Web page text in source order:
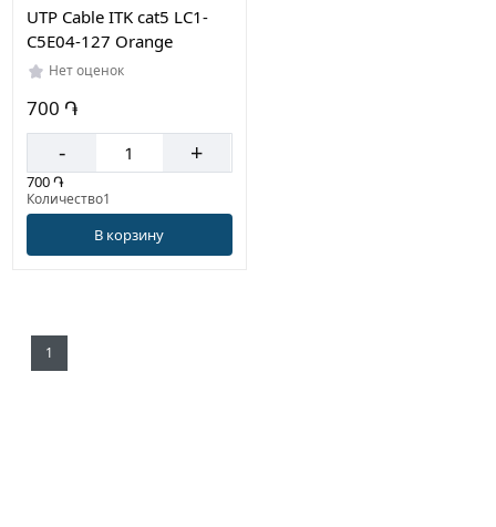
UTP Cable ITK cat5 LC1-
C5E04-127 Orange
Нет оценок
700 ֏
- +
700 ֏
Количество1
В корзину
1